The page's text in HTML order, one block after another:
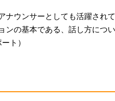
ナウンサーとしても活躍され
ンの基本である、話し方につ
ト）